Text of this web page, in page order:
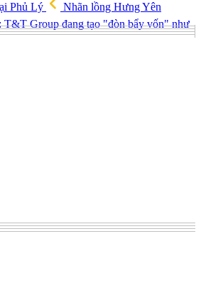
Phủ Lý
Nhãn lồng Hưng Yên
T&T Group đang tạo "đòn bẩy vốn" như